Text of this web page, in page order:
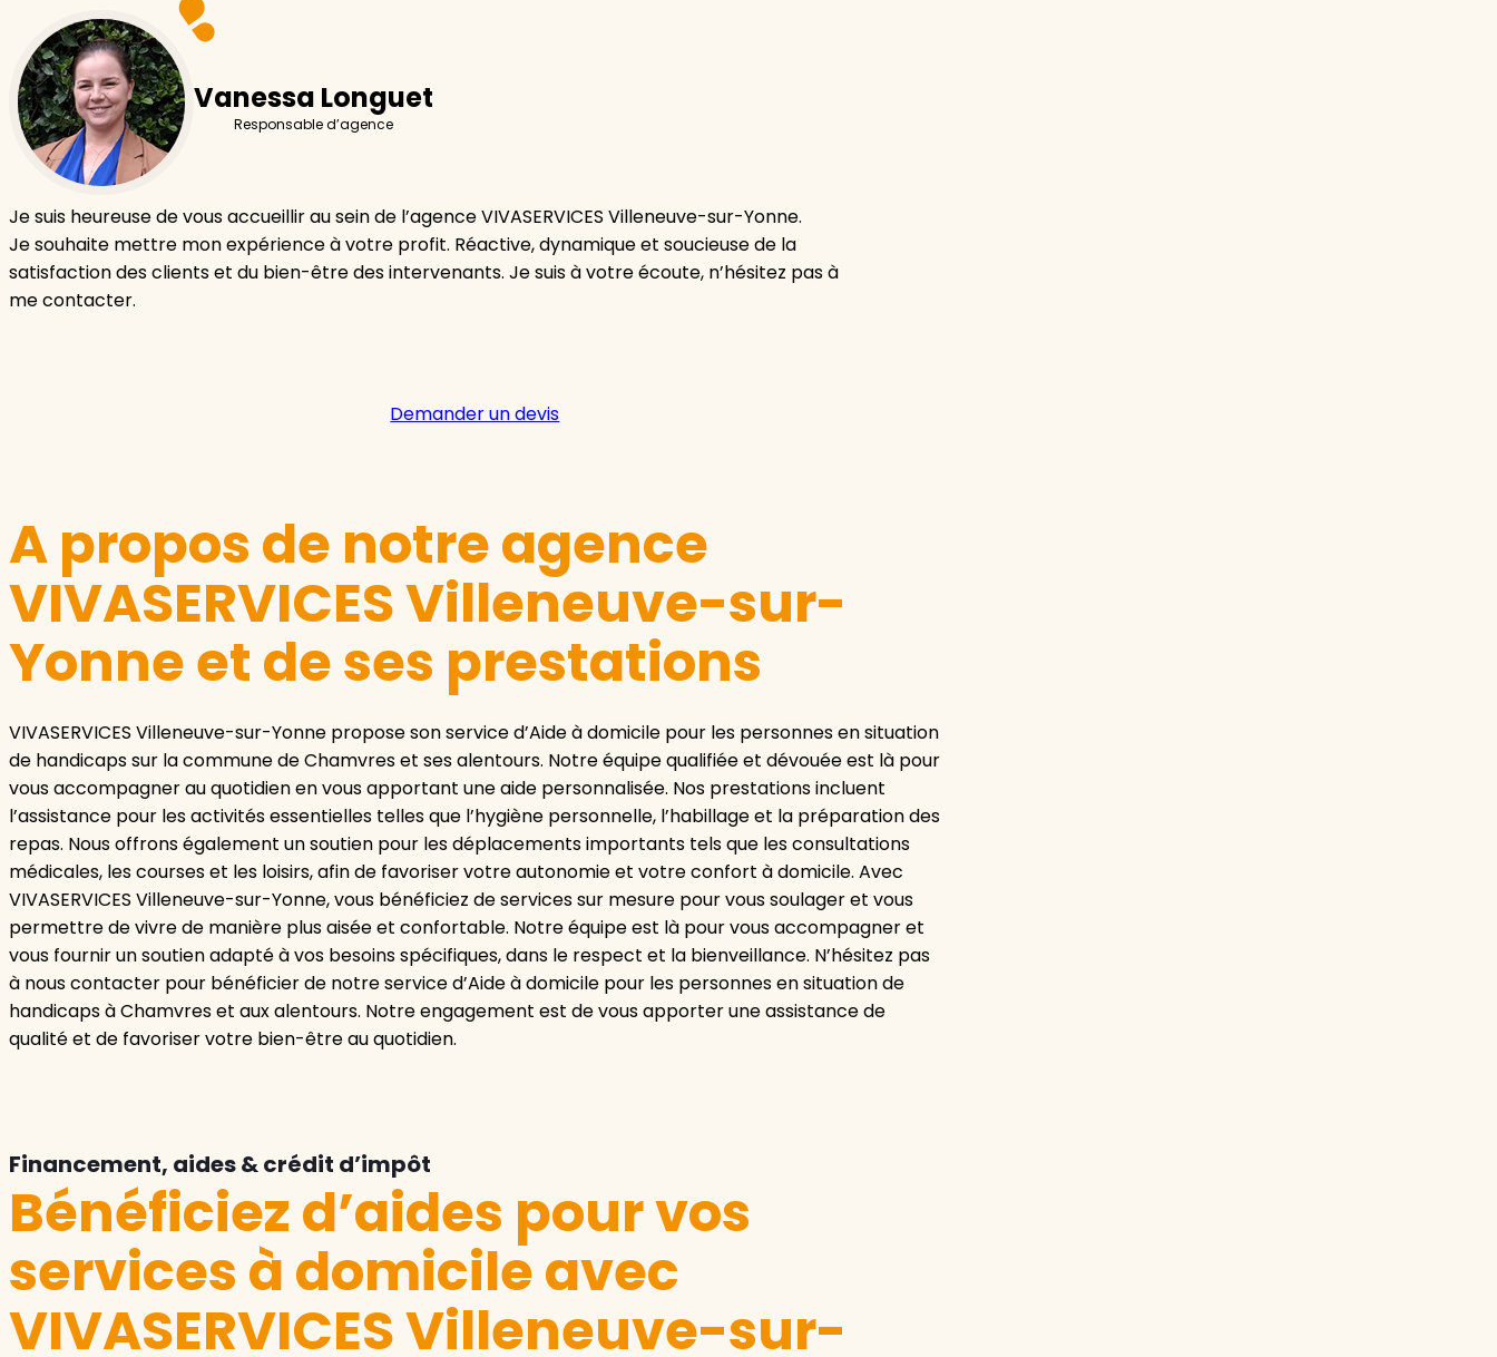
Vanessa Longuet
Responsable d’agence
Je suis heureuse de vous accueillir au sein de l’agence VIVASERVICES Villeneuve-sur-Yonne.
Je souhaite mettre mon expérience à votre profit. Réactive, dynamique et soucieuse de la
satisfaction des clients et du bien-être des intervenants. Je suis à votre écoute, n’hésitez pas à
me contacter.
Demander un devis
A propos de notre agence
VIVASERVICES Villeneuve-sur-
Yonne et de ses prestations
VIVASERVICES Villeneuve-sur-Yonne propose son service d’Aide à domicile pour les personnes en situation
de handicaps sur la commune de Chamvres et ses alentours. Notre équipe qualifiée et dévouée est là pour
vous accompagner au quotidien en vous apportant une aide personnalisée. Nos prestations incluent
l’assistance pour les activités essentielles telles que l’hygiène personnelle, l’habillage et la préparation des
repas. Nous offrons également un soutien pour les déplacements importants tels que les consultations
médicales, les courses et les loisirs, afin de favoriser votre autonomie et votre confort à domicile. Avec
VIVASERVICES Villeneuve-sur-Yonne, vous bénéficiez de services sur mesure pour vous soulager et vous
permettre de vivre de manière plus aisée et confortable. Notre équipe est là pour vous accompagner et
vous fournir un soutien adapté à vos besoins spécifiques, dans le respect et la bienveillance. N’hésitez pas
à nous contacter pour bénéficier de notre service d’Aide à domicile pour les personnes en situation de
handicaps à Chamvres et aux alentours. Notre engagement est de vous apporter une assistance de
qualité et de favoriser votre bien-être au quotidien.
Financement, aides & crédit d’impôt
Bénéficiez d’aides pour vos
services à domicile avec
VIVASERVICES Villeneuve-sur-